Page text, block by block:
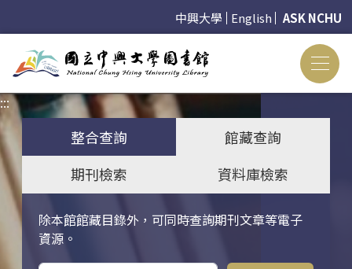
中興大學 English ASK NCHU
:::
整合查詢
館藏查詢
期刊檢索
資料庫檢索
除本館館藏目錄外，可同時查詢期刊文章等電子
資源。
關鍵字搜尋